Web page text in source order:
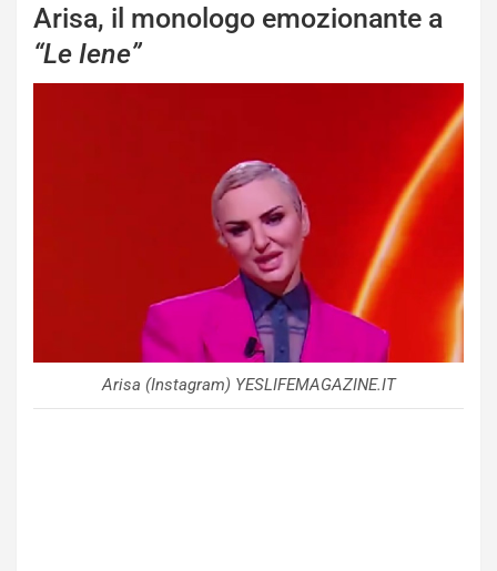
Arisa, il monologo emozionante a
“Le Iene”
Arisa (Instagram) YESLIFEMAGAZINE.IT